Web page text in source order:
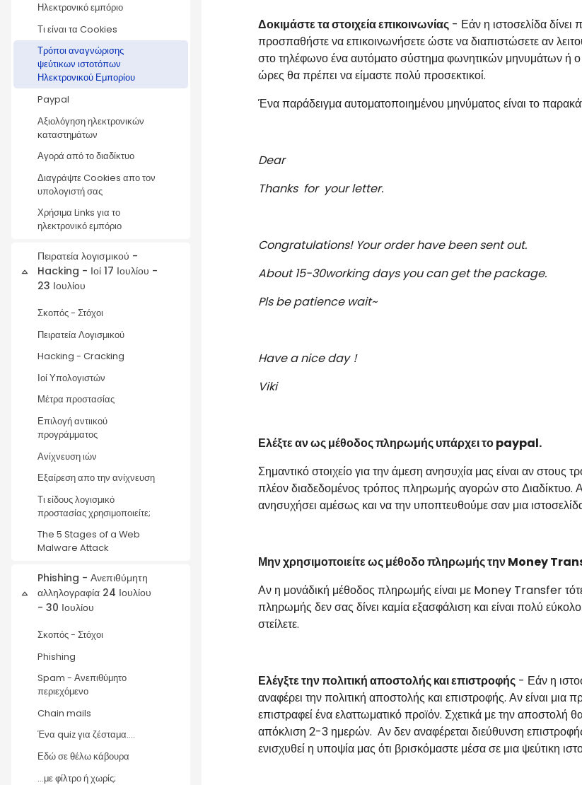
Ηλεκτρονικό εμπόριο
Τι είναι τα Cookies
Τρόποι αναγνώρισης
ψεύτικων ιστοτόπων
Ηλεκτρονικού Εμπορίου
Paypal
Αξιολόγηση ηλεκτρονικών
καταστημάτων
Αγορά από το διαδίκτυο
Διαγράψτε Cookies απο τον
υπολογιστή σας
Χρήσιμα Links για το
ηλεκτρονικό εμπόριο
Σύμπτυξη
Πειρατεία λογισμικού -
Hacking - Ιοί 17 Ιουλίου -
23 Ιουλίου
Σκοπός - Στόχοι
Πειρατεία Λογισμικού
Hacking - Cracking
Ιοί Υπολογιστών
Μέτρα προστασίας
Επιλογή αντιικού
προγράμματος
Ανίχνευση ιών
Εξαίρεση απο την ανίχνευση
Τι είδους λογισμικό
προστασίας χρησιμοποιείτε;
The 5 Stages of a Web
Malware Attack
Σύμπτυξη
Phishing - Ανεπιθύμητη
αλληλογραφία 24 Ιουλίου
- 30 Ιουλίου
Σκοπός - Στόχοι
Phishing
Spam - Ανεπιθύμητο
περιεχόμενο
Chain mails
Ένα quiz για ζέσταμα....
Εδώ σε θέλω κάβουρα
...με φίλτρο ή χωρίς;
Δοκιμάστε τα στοιχεία επικοινωνίας - Εάν η ιστοσελίδα
προσπαθήστε να επικοινωνήσετε ώστε να διαπιστώσετε αν
στο τηλέφωνο ένα αυτόματο σύστημα φωνητικών μηνυμάτων ή ο
ώρες θα πρέπει να είμαστε πολύ προσεκτικοί.
Ένα παράδειγμα αυτοματοποιημένου μηνύματος είναι το
Dear
Thanks for your letter.
Congratulations! Your orderhave been sent out.
About 15-30working days you can getthe package.
Pls be patience wait~
Have a nice day！
Viki
Ελέξτε αν ως μέθοδος πληρωμής υπάρχει τοpaypal.
Σημαντικό στοιχείο για την άμεση ανησυχία μας είναι αν
πλέον διαδεδομένος τρόπος πληρωμής αγορών στο Διαδίκτυο.
ανησυχήσει αμέσως και να την υποπτευθούμε σαν μια
Μην χρησιμοποιείτε ως μέθοδο πληρωμής την Money
Αν η μονάδική μέθοδος πληρωμής είναι με Money Transfer
πληρωμής δεν σας δίνει καμία εξασφάλιση και είναι πολύ
στείλετε.
Ελέγξτε την πολιτική αποστολής και επιστροφής - Εάν η
αναφέρει την πολιτική αποστολής και επιστροφής. Αν είναι
επιστραφεί ένα ελαττωματικό προϊόν. Σχετικά με την αποστολή
απόκλιση 2-3 ημερών. Αν δεν αναφέρεται διεύθυνση
ενισχυθεί η υποψία μας ότι βρισκόμαστε μέσα σε μια ψεύτικη